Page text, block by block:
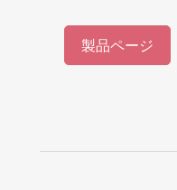
製品ページ